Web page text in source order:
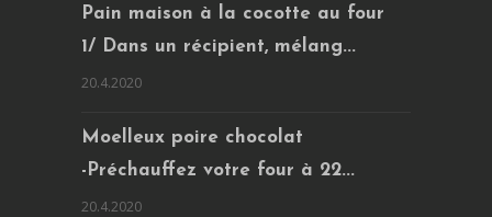
Pain maison à la cocotte au four
1/ Dans un récipient, mélang...
20.4.2020
Moelleux poire chocolat
-Préchauffez votre four à 22...
20.4.2020